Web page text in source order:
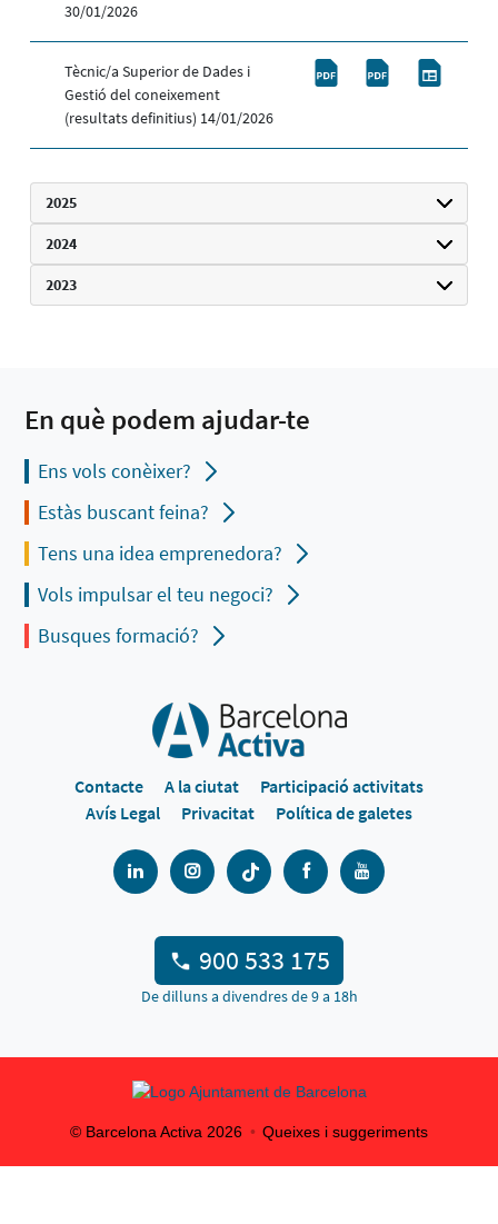
30/01/2026
Tècnic/a Superior de Dades i
Gestió del coneixement
(resultats definitius) 14/01/2026
2025
2024
2023
En què podem ajudar-te
Ens vols conèixer?
Estàs buscant feina?
Tens una idea emprenedora?
Vols impulsar el teu negoci?
Busques formació?
Contacte A la ciutat
Participació activitats
Avís Legal
Privacitat Política de galetes
900 533 175
De dilluns a divendres de 9 a 18h
© Barcelona Activa 2026 Queixes i suggeriments